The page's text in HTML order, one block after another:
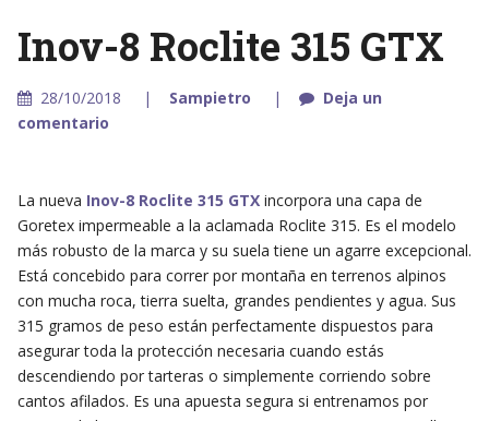
Inov-8 Roclite 315 GTX
28/10/2018 Sampietro
Deja un
comentario
La nueva Inov-8 Roclite 315 GTXincorpora una capa de
Goretex impermeable a la aclamada Roclite 315. Es el modelo
más robusto de la marca y su suela tiene un agarre excepcional.
Está concebido para correr por montaña en terrenos alpinos
con mucha roca, tierra suelta, grandes pendientes y agua. Sus
315 gramos de peso están perfectamente dispuestos para
asegurar toda la protección necesaria cuando estás
descendiendo por tarteras o simplemente corriendo sobre
cantos afilados. Es una apuesta segura si entrenamos por